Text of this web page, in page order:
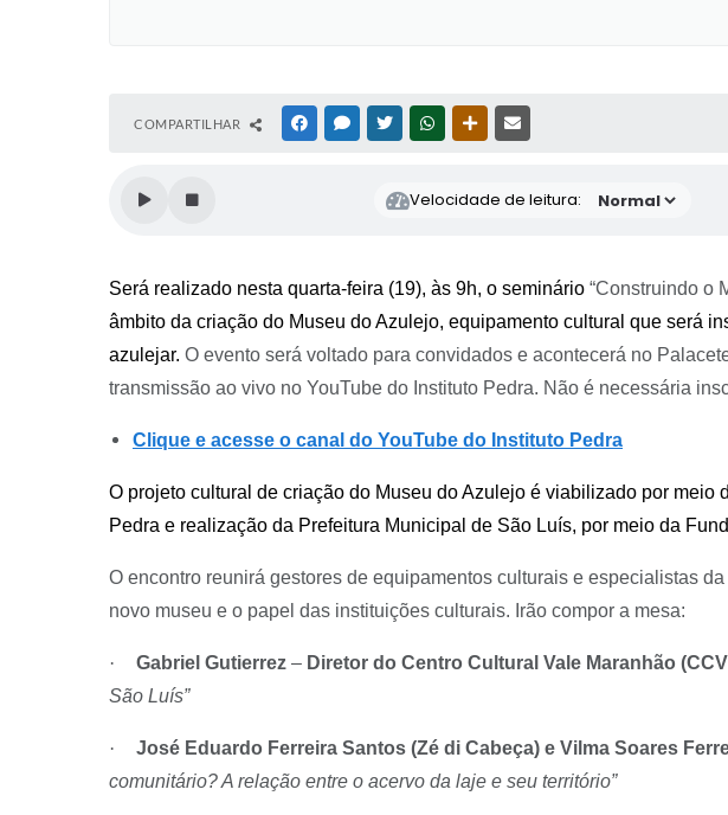
COMPARTILHAR FACEBOOKMESSENGER
TWITTERWHATSAPPOUTRAS MÍDIAS
Velocidade de leitura:
Será realizado nesta quarta-feira (19), às 9h, o seminário “Construindo o
âmbito da criação do Museu do Azulejo, equipamento cultural que será
azulejar. O evento será voltado para convidados e acontecerá no
transmissão ao vivo no YouTube do Instituto Pedra. Não é necessária
Clique e acesse o canal do YouTube do Instituto Pedra
O projeto cultural de criação do Museu do Azulejo é viabilizado por
Pedra e realização da Prefeitura Municipal de São Luís, por meio da
O encontro reunirá gestores de equipamentos culturais e especialistas
novo museu e o papel das instituições culturais. Irão compor a mesa:
· Gabriel Gutierrez – Diretor do Centro Cultural Vale Maranhão
São Luís”
· José Eduardo Ferreira Santos (Zé di Cabeça) e Vilma Soares
comunitário? A relação entre o acervo da laje e seu território”